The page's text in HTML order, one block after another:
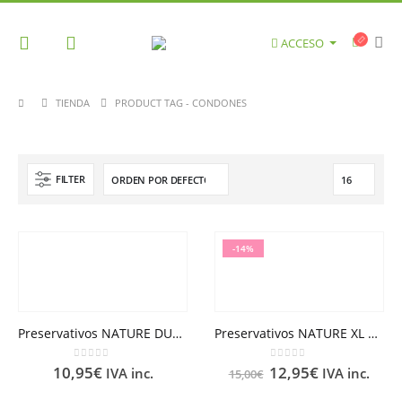
ACCESO
TIENDA PRODUCT TAG - CONDONES
FILTER
Preservativos NATURE DUPLO CONTROL
0out of 5
10,95€ IVA inc.
-14%
Preservativos NATURE XL CONTROL
0 out of 5
15,00€ 12,95€ IVA inc.